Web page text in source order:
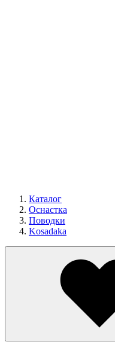
Каталог
Оснастка
Поводки
Kosadaka